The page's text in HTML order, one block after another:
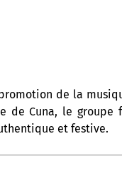
de la
de Cuna, le groupe
et festive.